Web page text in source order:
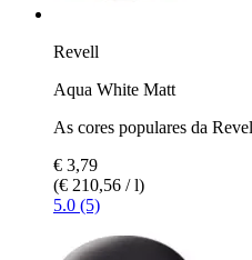
Revell
Aqua White Matt
As cores populares da
€ 3,79
(€ 210,56 / l)
5.0 (5)